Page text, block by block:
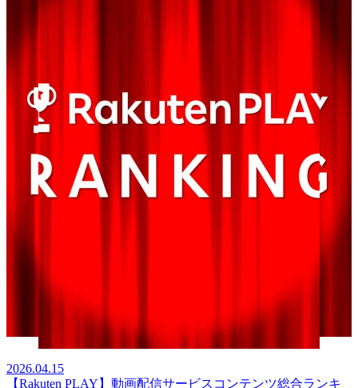
2026.04.15
【Rakuten PLAY】動画配信サービスコンテンツ総合ランキ